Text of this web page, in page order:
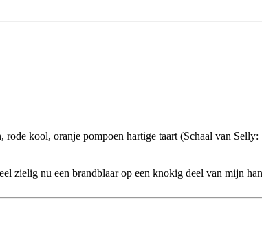
kool, oranje pompoen hartige taart (Schaal van
zielig nu een brandblaar op een knokig deel van mijn